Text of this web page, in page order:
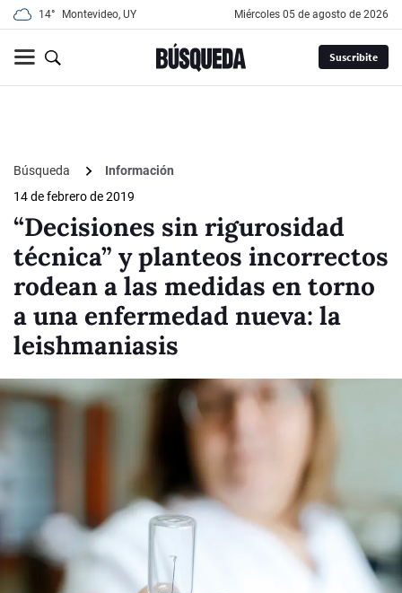
14° Montevideo, UY miércoles 05 de agosto de 2026
Suscribite
Búsqueda
Información
14 de febrero de 2019
“Decisiones sin rigurosidad
técnica” y planteos incorrectos
rodean a las medidas en torno
a una enfermedad nueva: la
leishmaniasis